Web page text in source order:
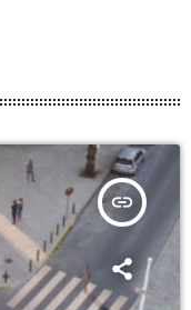
insert_link